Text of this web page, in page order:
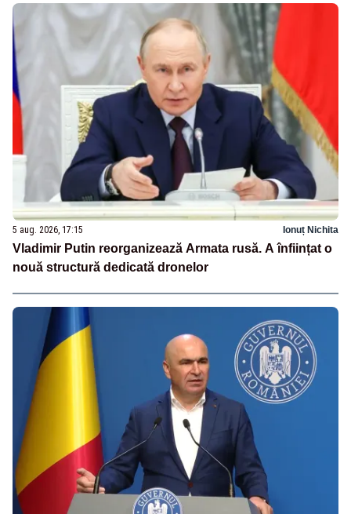
5 aug. 2026, 17:15 Ionuț Nichita
Vladimir Putin reorganizează Armata rusă. A înființat o
nouă structură dedicată dronelor